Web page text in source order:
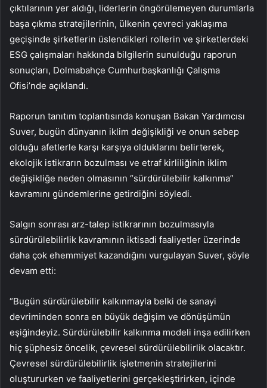
çıktılarının yer aldığı, liderlerin öngörülemeyen durumlarla
başa çıkma stratejilerinin, ülkenin çevreci yaklaşıma
geçişinde şirketlerin üslendikleri rollerin ve şirketlerdeki
ESG çalışmaları hakkında bilgilerin sunulduğu raporun
sonuçları, Dolmabahçe Cumhurbaşkanlığı Çalışma
Ofisi’nde açıklandı.
Raporun tanıtım toplantısında konuşan Bakan Yardımcısı
Suver, bugün dünyanın iklim değişikliği ve onun sebep
olduğu afetlerle karşı karşıya olduklarını belirterek,
ekolojik istikrarın bozulması ve etraf kirliliğinin iklim
değişikliğe neden olmasının “sürdürülebilir kalkınma”
kavramını gündemlerine getirdiğini söyledi.
Salgın sonrası arz-talep istikrarının bozulmasıyla
sürdürülebilirlik kavramının iktisadi faaliyetler üzerinde
daha çok ehemmiyet kazandığını vurgulayan Suver, şöyle
devam etti:
“Bugün sürdürülebilir kalkınmayla belki de sanayi
devriminden sonra en büyük değişim ve dönüşümün
eşiğindeyiz. Sürdürülebilir kalkınma modeli inşa edilirken
hiç şüphesiz öncelik, çevresel sürdürülebilirlik olacaktır.
Çevresel sürdürülebilirlik işletmenin stratejilerini
oluştururken ve faaliyetlerini gerçekleştirirken, içinde